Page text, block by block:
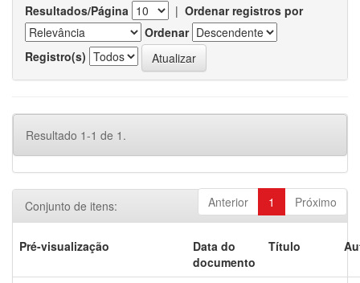
Resultados/Página | Ordenar registros por
Ordenar
Registro(s)
Resultado 1-1 de 1.
Anterior 1 Próximo
Conjunto de itens:
Pré-visualização
Data do
documento
Título